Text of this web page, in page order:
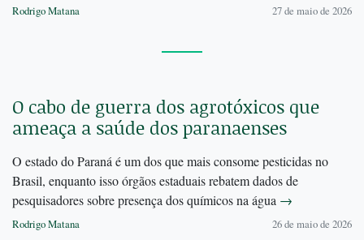
Rodrigo Matana 27 de maio de 2026
O cabo de guerra dos agrotóxicos que
ameaça a saúde dos paranaenses
O estado do Paraná é um dos que mais consome pesticidas no
Brasil, enquanto isso órgãos estaduais rebatem dados de
pesquisadores sobre presença dos químicos na água →
Rodrigo Matana 26 de maio de 2026